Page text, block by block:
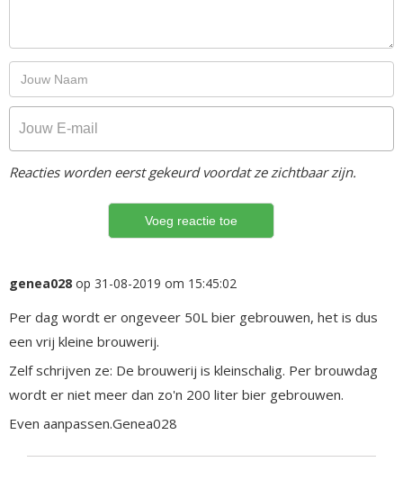
Reacties worden eerst gekeurd voordat ze zichtbaar zijn.
genea028 op 31-08-2019 om 15:45:02
Per dag wordt er ongeveer 50L bier gebrouwen, het is dus
een vrij kleine brouwerij.
Zelf schrijven ze: De brouwerij is kleinschalig. Per brouwdag
wordt er niet meer dan zo'n 200 liter bier gebrouwen.
Even aanpassen.Genea028